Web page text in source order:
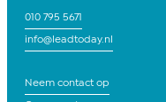
010 795 5671
info@leadtoday.nl
Neem contact op